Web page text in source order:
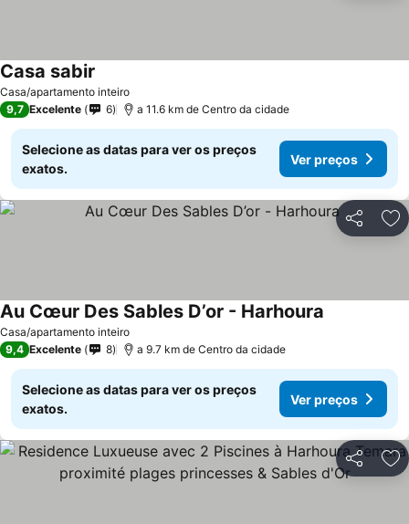
Casa/apartamento inteiro
Casa sabir
9,7 Excelente 6 a 11.6 km de Centro da cidade
Selecione as datas para ver os preços
exatos.
Ver preços
Partilhar
Casa/apartamento inteiro
Au Cœur Des Sables D’or - Harhoura
9,4 Excelente 8 a 9.7 km de Centro da cidade
Selecione as datas para ver os preços
exatos.
Ver preços
Partilhar